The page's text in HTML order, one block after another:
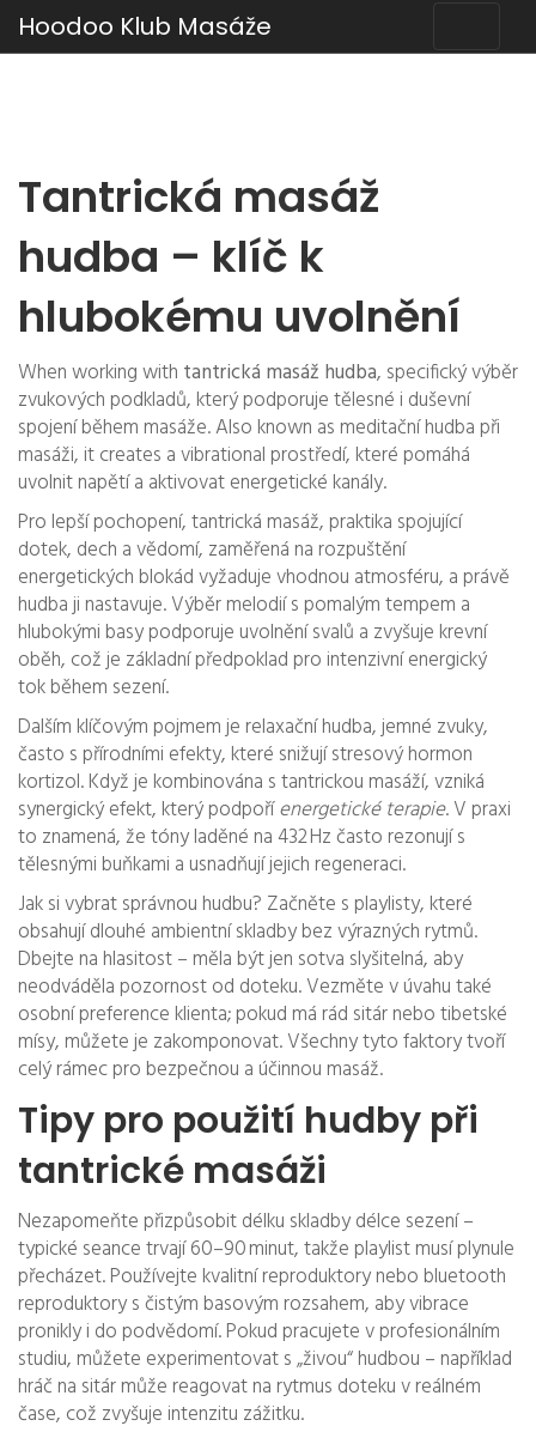
Hoodoo Klub Masáže
Tantrická masáž
hudba – klíč k
hlubokému uvolnění
When working with tantrická masáž hudba, specifický výběr
zvukových podkladů, který podporuje tělesné i duševní
spojení během masáže. Also known as meditační hudba při
masáži, it creates a vibrational prostředí, které pomáhá
uvolnit napětí a aktivovat energetické kanály.
Pro lepší pochopení,tantrická masáž, praktika spojující
dotek, dech a vědomí, zaměřená na rozpuštění
energetických blokádvyžaduje vhodnou atmosféru, a právě
hudba ji nastavuje. Výběr melodií s pomalým tempem a
hlubokými basy podporuje uvolnění svalů a zvyšuje krevní
oběh, což je základní předpoklad pro intenzivní energický
tok během sezení.
Dalším klíčovým pojmem je relaxační hudba,jemné zvuky,
často s přírodními efekty, které snižují stresový hormon
kortizol. Když je kombinována s tantrickou masáží, vzniká
synergický efekt, který podpoříenergetické terapie. V praxi
to znamená, že tóny laděné na 432 Hz často rezonují s
tělesnými buňkami a usnadňují jejich regeneraci.
Jak si vybrat správnou hudbu? Začněte s playlisty, které
obsahují dlouhé ambientní skladby bez výrazných rytmů.
Dbejte na hlasitost – měla být jen sotva slyšitelná, aby
neodváděla pozornost od doteku. Vezměte v úvahu také
osobní preference klienta; pokud má rád sitár nebo tibetské
mísy, můžete je zakomponovat. Všechny tyto faktory tvoří
celý rámec pro bezpečnou a účinnou masáž.
Tipy pro použití hudby při
tantrické masáži
Nezapomeňte přizpůsobit délku skladby délce sezení –
typické seance trvají 60–90 minut, takže playlist musí plynule
přecházet. Používejte kvalitní reproduktory nebo bluetooth
reproduktory s čistým basovým rozsahem, aby vibrace
pronikly i do podvědomí. Pokud pracujete v profesionálním
studiu, můžete experimentovat s „živou“ hudbou – například
hráč na sitár může reagovat na rytmus doteku v reálném
čase, což zvyšuje intenzitu zážitku.